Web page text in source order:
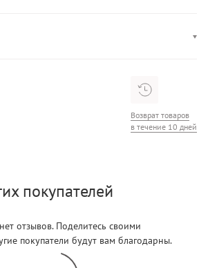
Возврат товаров
в течение 10 дней
покупателей
отзывов. Поделитесь своими
покупатели будут вам благодарны.